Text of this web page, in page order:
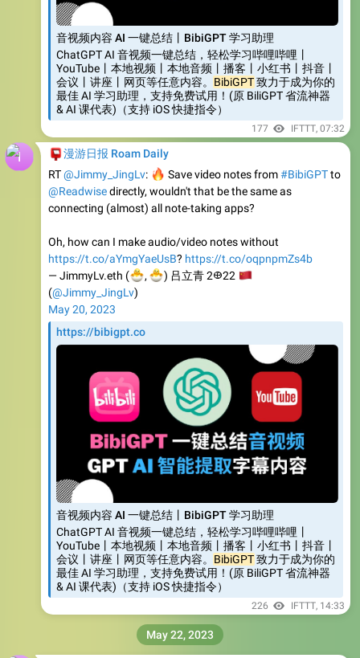
音视频内容 AI 一键总结丨BibiGPT 学习助理
ChatGPT AI 音视频一键总结，轻松学习哔哩哔哩丨
YouTube丨本地视频丨本地音频丨播客丨小红书丨抖音丨
会议丨讲座丨网页等任意内容。 BibiGPT致力于成为你的
最佳 AI 学习助理，支持免费试用！(原 BiliGPT 省流神器
& AI 课代表)（支持 iOS 快捷指令）
177 IFTTT, 07:32
漫游日报 Roam Daily
RT@Jimmy_JingLv:
🔥Save video notes from#BibiGPTto
@Readwisedirectly, wouldn't that be the same as
connecting (almost) all note-taking apps?
Oh, how can I make audio/video notes without
https://t.co/aYmgYaeUsB? https://t.co/oqpnpmZs4b
— JimmyLv.eth (
🐣
,
🐣) 吕立青 2𐃏22
(@Jimmy_JingLv)
May 20, 2023
https://bibigpt.co
音视频内容 AI 一键总结丨BibiGPT 学习助理
ChatGPT AI 音视频一键总结，轻松学习哔哩哔哩丨
YouTube丨本地视频丨本地音频丨播客丨小红书丨抖音丨
会议丨讲座丨网页等任意内容。 BibiGPT致力于成为你的
最佳 AI 学习助理，支持免费试用！(原 BiliGPT 省流神器
& AI 课代表)（支持 iOS 快捷指令）
226 IFTTT, 14:33
May 22, 2023